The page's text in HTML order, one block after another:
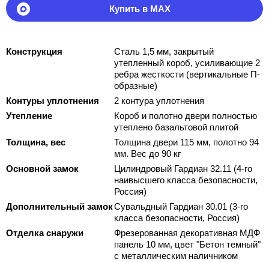
Купить в MAX
Конструкция
Сталь 1,5 мм, закрытый
утепленный короб, усиливающие 2
ребра жесткости (вертикальные П-
образные)
Контуры уплотнения
2 контура уплотнения
Утепление
Короб и полотно двери полностью
утеплено базальтовой плитой
Толщина, вес
Толщина двери 115 мм, полотно 94
мм. Вес до 90 кг
Основной замок
Цилиндровый Гардиан 32.11 (4-го
наивысшего класса безопасности,
Россия)
Дополнительный замокСувальдный Гардиан 30.01 (3-го
класса безопасности, Россия)
Отделка снаружи
Фрезерованная декоративная МДФ
панель 10 мм, цвет "Бетон темный"
с металлическим наличником